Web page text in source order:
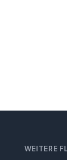
WEITERE